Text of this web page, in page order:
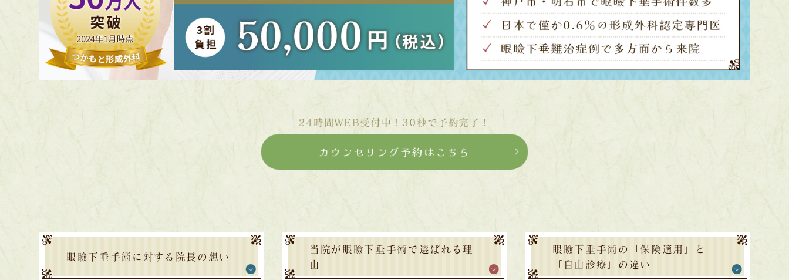
24時間WEB受付中！ 30秒で予約完了！
カウンセリング予約はこちら
眼瞼下垂手術に対する院長の想い
当院が眼瞼下垂手術で選ばれる理
由
眼瞼下垂手術の「保険適用」と
「自由診療」の違い